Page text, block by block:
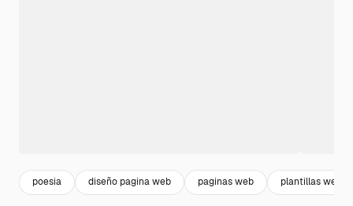
poesia diseño pagina web paginas web plantillas web